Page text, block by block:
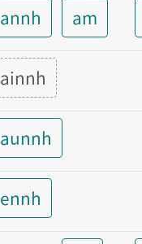
annh am
ainnh
aunnh
ennh